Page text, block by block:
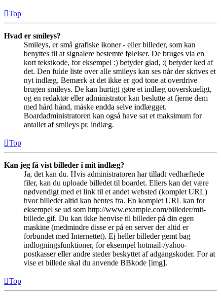
Top
Hvad er smileys?
Smileys, er små grafiske ikoner - eller billeder, som kan
benyttes til at signalere bestemte følelser. De bruges via en
kort tekstkode, for eksempel :) betyder glad, :( betyder ked af
det. Den fulde liste over alle smileys kan ses når der skrives et
nyt indlæg. Bemærk at det ikke er god tone at overdrive
brugen smileys. De kan hurtigt gøre et indlæg uoverskueligt,
og en redaktør eller administrator kan beslutte at fjerne dem
med hård hånd, måske endda selve indlægget.
Boardadministratoren kan også have sat et maksimum for
antallet af smileys pr. indlæg.
Top
Kan jeg få vist billeder i mit indlæg?
Ja, det kan du. Hvis administratoren har tilladt vedhæftede
filer, kan du uploade billedet til boardet. Ellers kan det være
nødvendigt med et link til et andet websted (komplet URL)
hvor billedet altid kan hentes fra. En komplet URL kan for
eksempel se ud som http://www.example.com/billeder/mit-
billede.gif. Du kan ikke henvise til billeder på din egen
maskine (medmindre disse er på en server der altid er
forbundet med Internettet). Ej heller billeder gemt bag
indlogningsfunktioner, for eksempel hotmail-/yahoo-
postkasser eller andre steder beskyttet af adgangskoder. For at
vise et billede skal du anvende BBkode [img].
Top